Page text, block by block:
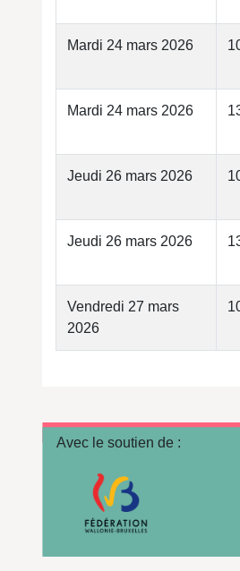
Mardi 24 mars 2026
Mardi 24 mars 2026
Jeudi 26 mars 2026
Jeudi 26 mars 2026
Vendredi 27 mars
2026
Avec le soutien de :